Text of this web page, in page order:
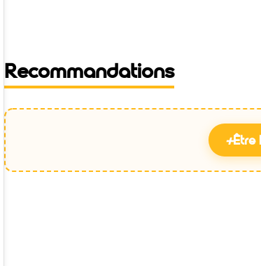
Recommandations
+Être